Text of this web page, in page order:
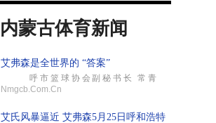
内蒙古体育新闻
艾弗森是全世界的 “答案”
呼市篮球协会副秘书长 常青
Nmgcb.Com.Cn
艾氏风暴逼近 艾弗森5月25日呼和浩特